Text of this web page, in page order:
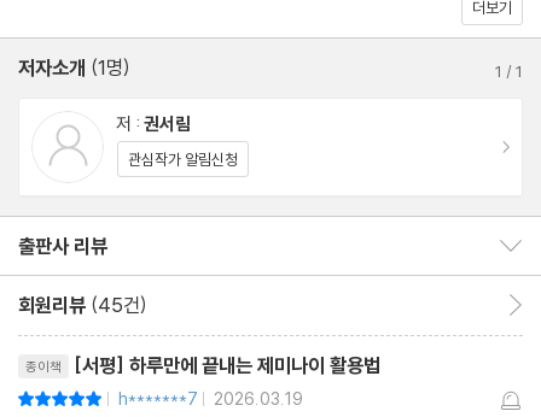
__제미나이와 대화하는 방법, 프롬프트
[AI 활용 능력 점검 01] 제미나이와 다양한 주제로 대화해 보기
02 제미나이는 무엇을 할 수 있을까?
02-1 제미나이 기능 쏙쏙 파헤치기
__제미나이의 화면 구성 살펴보기
__하면 된다!} 나에게 딱 맞는 제미나이로 설정하기
__하면 된다!} 캔버스에서 결과물 수정하기
__텍스트의 변신은 무죄! ? 웹페이지부터 오디오까지
더보기
저자소개 (1명) 1 /1
저 : 권서림
관심작가 알림신청
출판사 리뷰
회원리뷰 (45건)
종이책 [서평] 하루만에 끝내는 제미나이 활용법
| h*******7 | 2026.03.19